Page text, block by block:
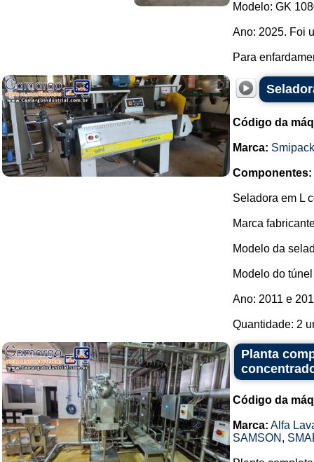
Modelo: GK
Ano: 2025. Foi
Para
Código da
Marca: Smipack
Componentes:
Seladora em L
Marca
Modelo da
Modelo do
Ano: 2011 e
Quantidade: 2
Planta
Código da
Marca: Alfa
SAMSON ,